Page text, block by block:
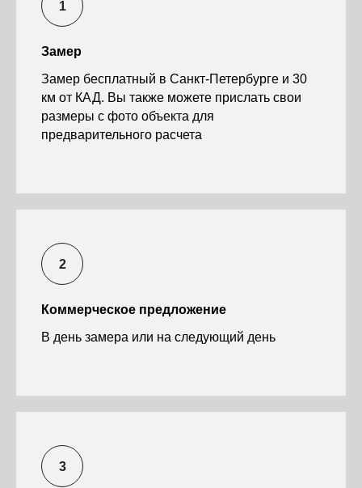
Замер
Замер бесплатный в Санкт-Петербурге и 30
км от КАД. Вы также можете прислать свои
размеры с фото объекта для
предварительного расчета
Коммерческое предложение
В день замера или на следующий день